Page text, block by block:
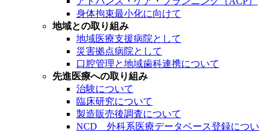
身体拘束最小化に向けて
地域との取り組み
地域医療支援病院として
災害拠点病院として
口腔管理と地域歯科連携について
先進医療への取り組み
治験について
臨床研究について
製造販売後調査について
NCD 外科系医療データベース登録につい